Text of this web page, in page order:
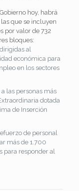
hoy, habrá
que se incluyen
por valor de 732
bloques:
al
económica para
en los sectores
las personas más
dotada
de Inserción
de personal
más de 1.700
para responder al